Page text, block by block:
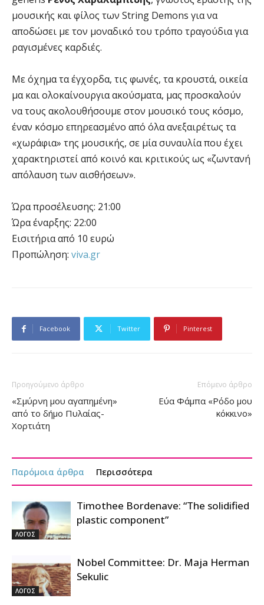
μουσικής και φίλος των String Demons για να
αποδώσει με τον μοναδικό του τρόπο τραγούδια για
ραγισμένες καρδιές.
Με όχημα τα έγχορδα, τις φωνές, τα κρουστά, οικεία
μα και ολοκαίνουργια ακούσματα, μας προσκαλούν
να τους ακολουθήσουμε στον μουσικό τους κόσμο,
έναν κόσμο επηρεασμένο από όλα ανεξαιρέτως τα
«χωράφια» της μουσικής, σε μία συναυλία που έχει
χαρακτηριστεί από κοινό και κριτικούς ως «ζωντανή
απόλαυση των αισθήσεων».
Ώρα προσέλευσης: 21:00
Ώρα έναρξης: 22:00
Εισιτήρια από 10 ευρώ
Προπώληση: viva.gr
Facebook Twitter Pinterest
Προηγούμενο άρθρο
«Σμύρνη μου αγαπημένη»
από το δήμο Πυλαίας-
Χορτιάτη
Επόμενο άρθρο
Εύα Φάμπα «Ρόδο μου
κόκκινο»
Παρόμοια άρθρα Περισσότερα
ΛΟΓΟΣ
Timothee Bordenave: “The solidified
plastic component”
ΛΟΓΟΣ
Nobel Committee: Dr. Maja Herman
Sekulic